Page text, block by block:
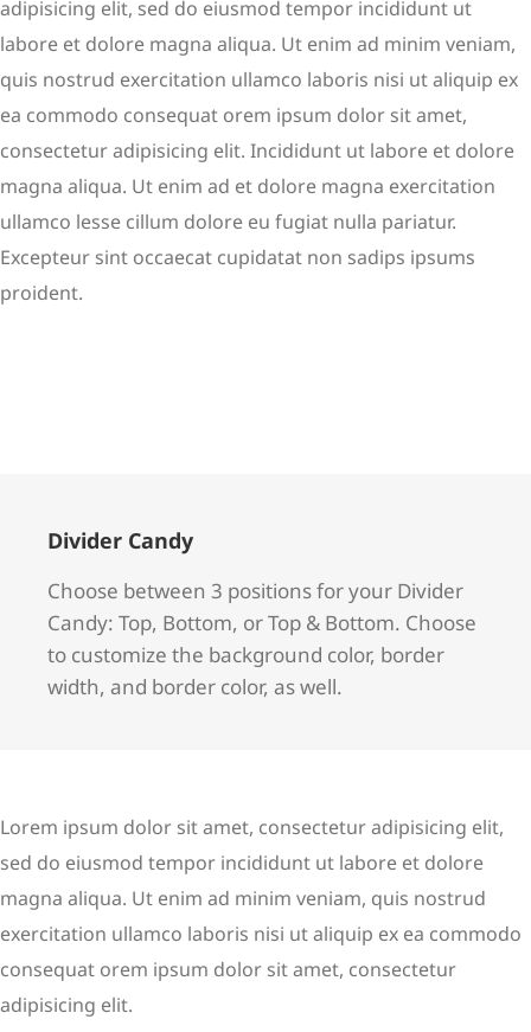
adipisicing elit, sed do eiusmod tempor incididunt ut
labore et dolore magna aliqua. Ut enim ad minim veniam,
quis nostrud exercitation ullamco laboris nisi ut aliquip ex
ea commodo consequat orem ipsum dolor sit amet,
consectetur adipisicing elit. Incididunt ut labore et dolore
magna aliqua. Ut enim ad et dolore magna exercitation
ullamco lesse cillum dolore eu fugiat nulla pariatur.
Excepteur sint occaecat cupidatat non sadips ipsums
proident.
Divider Candy
Choose between 3 positions for your Divider
Candy: Top, Bottom, or Top & Bottom. Choose
to customize the background color, border
width, and border color, as well.
Lorem ipsum dolor sit amet, consectetur adipisicing elit,
sed do eiusmod tempor incididunt ut labore et dolore
magna aliqua. Ut enim ad minim veniam, quis nostrud
exercitation ullamco laboris nisi ut aliquip ex ea commodo
consequat orem ipsum dolor sit amet, consectetur
adipisicing elit.